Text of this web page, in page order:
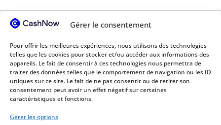
Gérer le consentement
Pour offrir les meilleures expériences, nous utilisons des technologies
telles que les cookies pour stocker et/ou accéder aux informations des
appareils. Le fait de consentir à ces technologies nous permettra de
traiter des données telles que le comportement de navigation ou les ID
uniques sur ce site. Le fait de ne pas consentir ou de retirer son
consentement peut avoir un effet négatif sur certaines
caractéristiques et fonctions.
Gérer les options
Tous nos secteurs
BTP Secteur médical
Transport
Coopératives agricoles
Ecoles supérieures
Retraitement des déchets
Cabinets de conseil
ESN / sociétés de services
Événementiel